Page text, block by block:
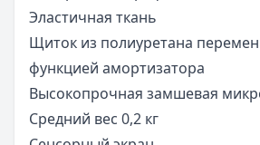
Эластичная ткань
Щиток из полиуретана
функцией амортизатора
Высокопрочная замшевая
Средний вес 0,2 кг